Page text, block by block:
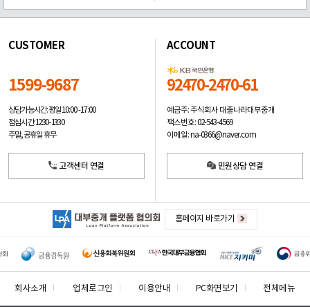
CUSTOMER
1599-9687
상담가능시간: 평일10:00 -17:00
점심시간: 12:30 - 13:30
주말, 공휴일 휴무
고객센터 연결
ACCOUNT
92470-2470-61
예금주: 주식회사 대출나라대부중개
팩스번호: 02-543-4569
이메일: na-0366@naver.com
민원상담 연결
홈페이지 바로가기
회사소개 업체로그인 이용안내 PC화면보기 전체메뉴